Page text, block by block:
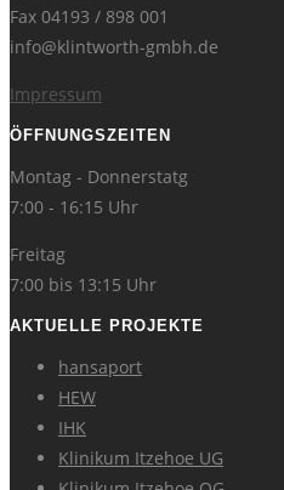
Fax 04193 / 898 001
info@klintworth-gmbh.de
Impressum
ÖFFNUNGSZEITEN
Montag - Donnerstatg
7:00 - 16:15 Uhr
Freitag
7:00 bis 13:15 Uhr
AKTUELLE PROJEKTE
hansaport
HEW
IHK
Klinikum Itzehoe UG